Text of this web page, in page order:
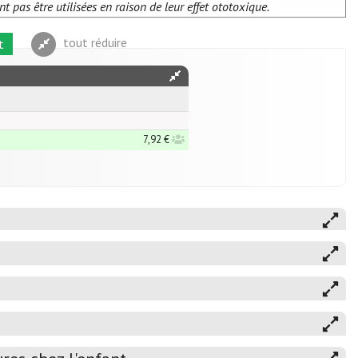
pas être utilisées en raison de leur effet ototoxique.
tout réduire
7,92 €